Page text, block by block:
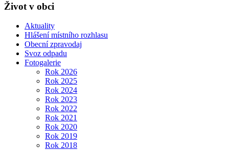
Život v obci
Aktuality
Hlášení místního rozhlasu
Obecní zpravodaj
Svoz odpadu
Fotogalerie
Rok 2026
Rok 2025
Rok 2024
Rok 2023
Rok 2022
Rok 2021
Rok 2020
Rok 2019
Rok 2018